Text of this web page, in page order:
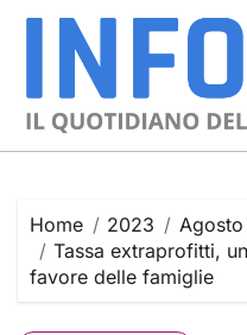
Skip
Home 2023
Agosto
Tassa extraprofitti,
favore delle famiglie